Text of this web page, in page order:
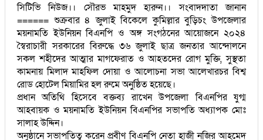
সিটিভি নিউজ।। সৌরভ মাহমুদ হারুন।। সংবাদদাতা জানান
====== শুক্রবার ৪ জুলাই বিকেলে কুমিল্লার বুড়িচং উপজেলার
ময়নামতি ইউনিয়ন বিএনপি ও অঙ্গ সংগঠনের আয়োজনে ২০২৪
স্বৈরাচারী সরকারের বিরুদ্ধে ৩৬ জুলাই ছাত্র জনতার আন্দোলনে
সকল শহীদের আত্মার মাগফেরাত ও আহতদের রোগ মুক্তি, সুস্থতা
কামনায় মিলাদ মাহফিল দোয়া ও আলোচনা সভা আলেখারচর বিশ্ব
রোড হোটেল মিয়ামির হল রুমে অনুষ্ঠিত হয়েছে।
প্রধান অতিথি হিসেবে বক্তব্য রাখেন উপজেলা বিএনপির যুগ্ম
আহবায়ক ও ময়নামতি ইউনিয়ন বিএনপির সভাপতি অধ্যাপক মোঃ
সালাহ উদ্দিন।
অনুষ্ঠানে সভাপতিত্ব করেন প্রবীণ বিএনপি নেতা হাজী নজির আহমেদ